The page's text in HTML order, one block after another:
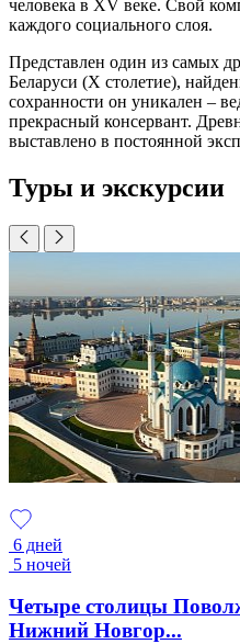
человека в XV веке. Свой
каждого социального слоя.
Представлен один из самых
Беларуси (X столетие),
сохранности он уникален –
прекрасный консервант.
выставлено в постоянной
Туры и экскурсии
6 дней
5 ночей
Четыре столицы
Нижний Новгор...